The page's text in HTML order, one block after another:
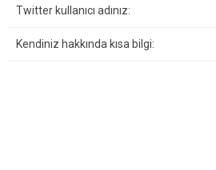
Twitter kullanıcı adınız:
Kendiniz hakkında kısa bilgi: